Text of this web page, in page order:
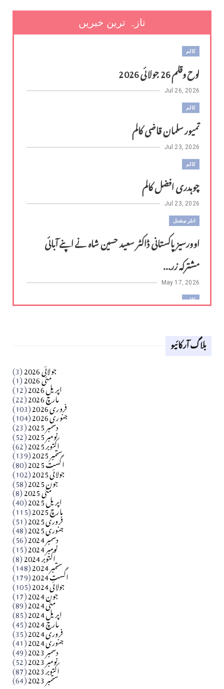
تازہ ترین خبریں
کالم
لوح وقلم 26 جولائی 2026
Jul 26, 2026
کالم
تمیور سلمان قاضی کالم
Jul 23, 2026
کالم
چوہدری افضل کالم
Jul 23, 2026
انٹر نیشنل
اوورسیز پاکستانی ڈاکٹر سعید حسین شاہ نے اپنے آبائی
مشترکہ زر...
May 17, 2026
کالم
Apr 18, 2026
آزاد کشمیر جیسے احتجاج کی ضرورت ہے؟ از،،، ظہیرالدین
بلاگ آرکائیو
جولائی 2026 (3) مئی 2026 (1) اپریل 2026 (12) مارچ 2026 (22) فروری 2026 (103) جنوری 2026 (104) دسمبر 2025 (23) نومبر 2025 (52) اکتوبر 2025 (62) ستمبر 2025 (139) اگست 2025 (80) جولائی 2025 (102) جون 2025 (58) مئی 2025 (8) اپریل 2025 (40) مارچ 2025 (115) فروری 2025 (51) جنوری 2025 (48) دسمبر 2024 (56) نومبر 2024 (15) اکتوبر 2024 (8) ستمبر 2024 (148) اگست 2024 (179) جولائی 2024 (105) جون 2024 (17) مئی 2024 (89) اپریل 2024 (85) مارچ 2024 (45) فروری 2024 (35) جنوری 2024 (41) دسمبر 2023 (49) نومبر 2023 (52) اکتوبر 2023 (87) ستمبر 2023 (64)